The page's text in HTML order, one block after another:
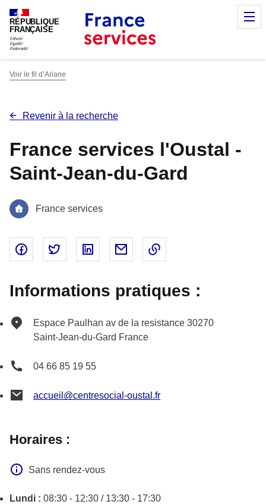
RÉPUBLIQUE
FRANÇAISE
Voir le fil d’Ariane
Revenir à la recherche
France services l'Oustal -
Saint-Jean-du-Gard
France services
Partager sur Facebook - nouvelle fenêtre
Partager sur Twitter - nouvelle fenêtre
Partager sur Linked In - nouvelle
Partager par email - nouvelle
Informations pratiques :
Espace Paulhan av de la resistance 30270
Saint-Jean-du-Gard France
04 66 85 19 55
accueil@centresocial-oustal.fr
Horaires :
Sans rendez-vous
Lundi : 08:30 - 12:30 / 13:30 - 17:30